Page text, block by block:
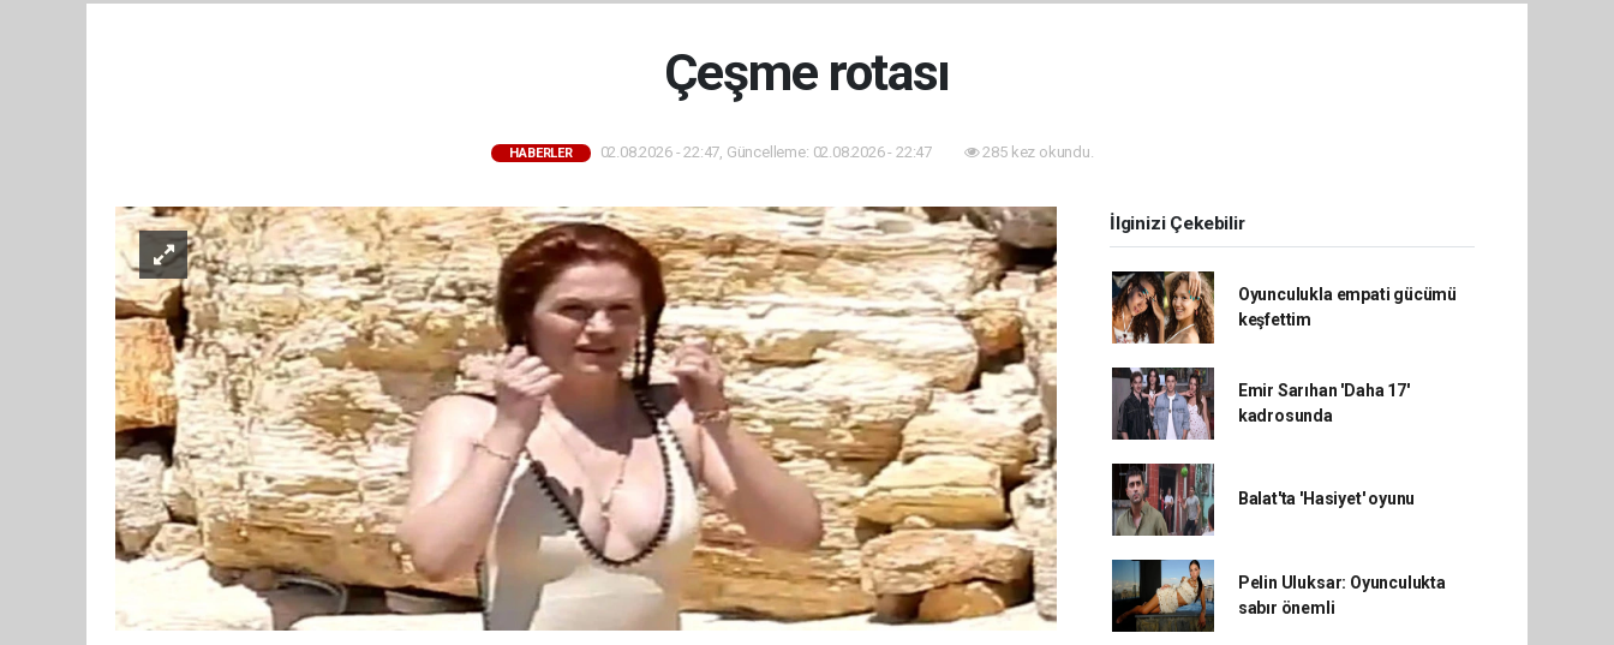
Çeşme rotası
HABERLER 02.08.2026 - 22:47, Güncelleme: 02.08.2026 - 22:47 285 kez okundu.
İlginizi Çekebilir
Oyunculukla empati gücümü
keşfettim
Emir Sarıhan 'Daha 17'
kadrosunda
Balat'ta 'Hasiyet' oyunu
Pelin Uluksar: Oyunculukta
sabır önemli